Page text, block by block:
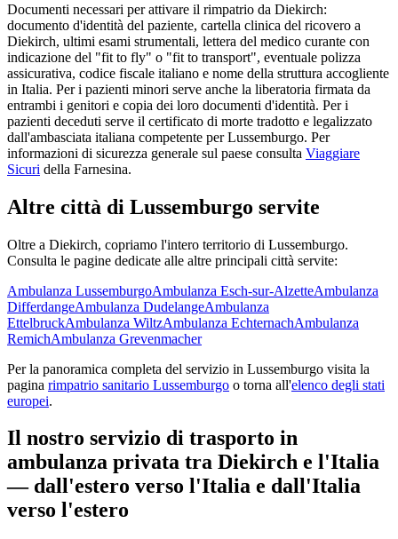
Documenti necessari per attivare il rimpatrio da Diekirch:
documento d'identità del paziente, cartella clinica del ricovero a
Diekirch, ultimi esami strumentali, lettera del medico curante con
indicazione del "fit to fly" o "fit to transport", eventuale polizza
assicurativa, codice fiscale italiano e nome della struttura accogliente
in Italia. Per i pazienti minori serve anche la liberatoria firmata da
entrambi i genitori e copia dei loro documenti d'identità. Per i
pazienti deceduti serve il certificato di morte tradotto e legalizzato
dall'ambasciata italiana competente perLussemburgo. Per
informazioni di sicurezza generale sul paese consulta Viaggiare
Sicuri della Farnesina.
Altre città di Lussemburgo servite
Oltre a Diekirch, copriamo l'intero territorio di Lussemburgo.
Consulta le pagine dedicate alle altre principali città servite:
Ambulanza LussemburgoAmbulanza Esch-sur-AlzetteAmbulanza
DifferdangeAmbulanza DudelangeAmbulanza
EttelbruckAmbulanza WiltzAmbulanza EchternachAmbulanza
RemichAmbulanza Grevenmacher
Per la panoramica completa del servizio in Lussemburgo visita la
pagina rimpatrio sanitario Lussemburgo o torna all'elenco degli stati
europei.
Il nostro servizio di trasporto in
ambulanza privata tra Diekirch e l'Italia
— dall'estero verso l'Italia e dall'Italia
verso l'estero